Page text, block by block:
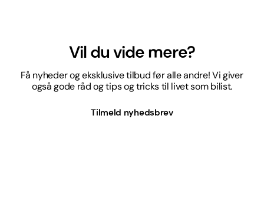
Vil du vide mere?
Få nyheder og eksklusive tilbud før alle andre! Vi giver
også gode råd og tips og tricks til livet som bilist.
Tilmeld nyhedsbrev